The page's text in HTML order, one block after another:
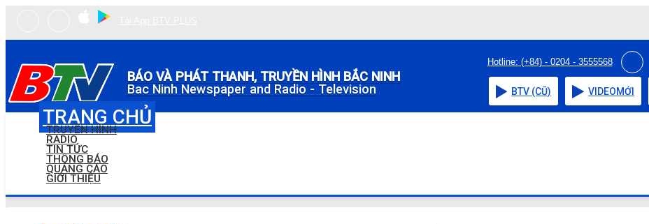
BÁO VÀ PHÁT THANH, TRUYỀN HÌNH BẮC NINH
Bac Ninh Newspaper and Radio - Television
Hotline: (+84) - 0204 - 3555568
BTV (CŨ) VIDEOMỚI
TRANG CHỦ
TRUYỀN HÌNH
RADIO
TIN TỨC
THÔNG BÁO
QUẢNG CÁO
GIỚI THIỆU